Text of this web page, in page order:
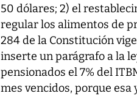
50 dólares; 2) el
regular los alimentos de
284 de la Constitución
inserte un parágrafo a la
pensionados el 7% del
mes vencidos, porque esa